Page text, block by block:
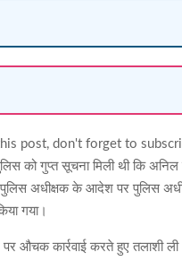
post, don't forget to
को गुप्त सूचना मिली थी कि
पुलिस अधीक्षक के आदेश पर पुलिस
गया।
पर औचक कार्रवाई करते हुए तलाशी